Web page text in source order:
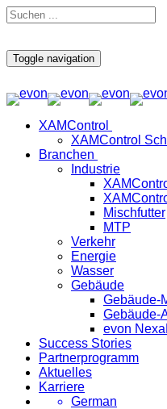
Toggle navigation
XAMControl
XAMControl
Branchen
Industrie
Mischfutter
MTP
Verkehr
Energie
Wasser
Gebäude
Gebäude-
Gebäude-
evon
Success Stories
Partnerprogramm
Aktuelles
Karriere
German